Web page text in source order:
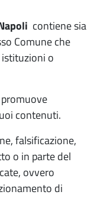
contiene sia
Comune che
o
promuove
contenuti.
falsificazione,
o in parte del
ovvero
di